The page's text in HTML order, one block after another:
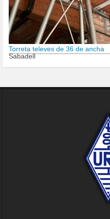
Torreta televes de 36 de ancha
Sabadell